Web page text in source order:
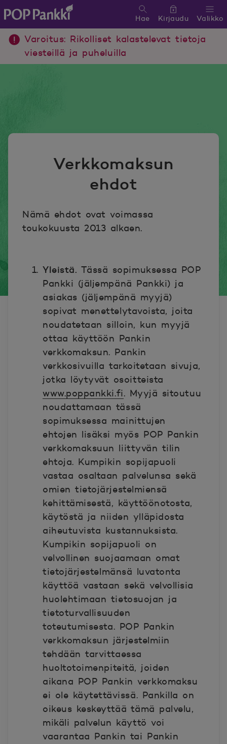
POP Pankki, etusivulle
Valikko
Hae Kirjaudu
Varoitus: Rikolliset kalastelevat tietoja
viesteillä ja puheluilla
Verkkomaksun
ehdot
Nämä ehdot ovat voimassa
toukokuusta 2013 alkaen.
Yleistä. Tässä sopimuksessa POP
Pankki (jäljempänä Pankki) ja
asiakas (jäljempänä myyjä)
sopivat menettelytavoista, joita
noudatetaan silloin, kun myyjä
ottaa käyttöön Pankin
verkkomaksun. Pankin
verkkosivuilla tarkoitetaan sivuja,
jotka löytyvät osoitteista
www.poppankki.fi. Myyjä sitoutuu
noudattamaan tässä
sopimuksessa mainittujen
ehtojen lisäksi myös POP Pankin
verkkomaksuun liittyvän tilin
ehtoja. Kumpikin sopijapuoli
vastaa osaltaan palvelunsa sekä
omien tietojärjestelmiensä
kehittämisestä, käyttöönotosta,
käytöstä ja niiden ylläpidosta
aiheutuvista kustannuksista.
Kumpikin sopijapuoli on
velvollinen suojaamaan omat
tietojärjestelmänsä luvatonta
käyttöä vastaan sekä velvollisia
huolehtimaan tietosuojan ja
tietoturvallisuuden
toteutumisesta. POP Pankin
verkkomaksun järjestelmiin
tehdään tarvittaessa
huoltotoimenpiteitä, joiden
aikana POP Pankin verkkomaksu
ei ole käytettävissä. Pankilla on
oikeus keskeyttää tämä palvelu,
mikäli palvelun käyttö voi
vaarantaa Pankin tai Pankin